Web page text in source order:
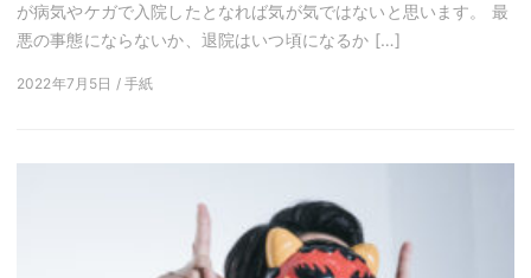
が病気やケガで入院したとなれば気が気ではないと思います。 最
悪の事態にならないか、退院はいつ頃になるか […]
2022年7月5日 / 手紙